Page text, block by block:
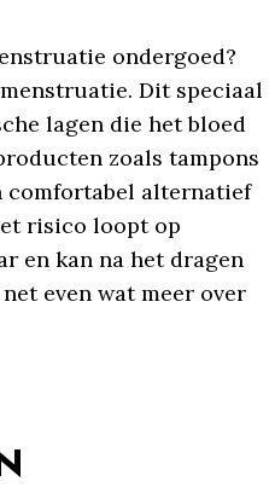
ondergoed?
Dit speciaal
lagen die het bloed
zoals tampons
comfortabel alternatief
risico loopt op
en kan na het dragen
even wat meer over